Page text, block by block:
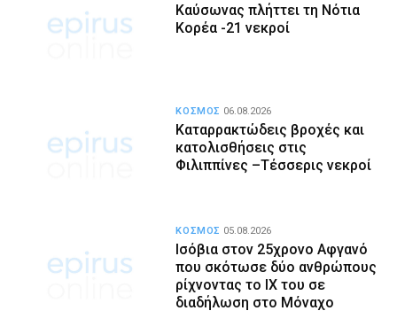
Καύσωνας πλήττει τη Νότια
Κορέα -21 νεκροί
Καταρρακτώδεις βροχές και
κατολισθήσεις στις
Φιλιππίνες –Τέσσερις νεκροί
ΚΟΣΜΟΣ 06.08.2026
Ισόβια στον 25χρονο Αφγανό
που σκότωσε δύο ανθρώπους
ρίχνοντας το ΙΧ του σε
διαδήλωση στο Μόναχο
ΚΟΣΜΟΣ 05.08.2026